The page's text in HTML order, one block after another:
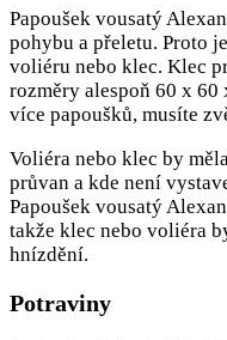
Papoušek vousatý
pohybu a přeletu. Proto
voliéru nebo klec. Klec
rozměry alespoň 60 x 60
více papoušků, musíte
Voliéra nebo klec by
průvan a kde není
Papoušek vousatý
takže klec nebo voliéra
hnízdění.
Potraviny